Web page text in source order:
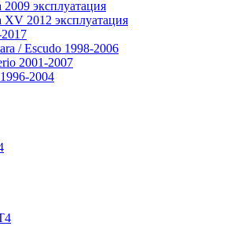
эксплуатация
2012 эксплуатация
/ Escudo 1998-2006
2001-2007
2004